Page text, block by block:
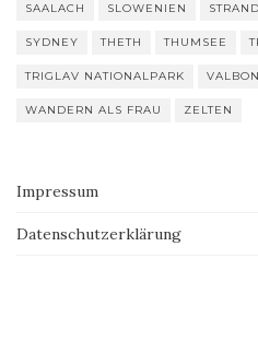
SAALACH SLOWENIEN STRAND
SYDNEY THETH THUMSEE
TRIGLAV NATIONALPARK
WANDERN ALS FRAU ZELTEN
Impressum
Datenschutzerklärung